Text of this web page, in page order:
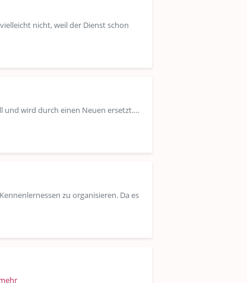
nicht, weil der Dienst schon
und wird durch einen Neuen ersetzt.…
zu organisieren. Da es